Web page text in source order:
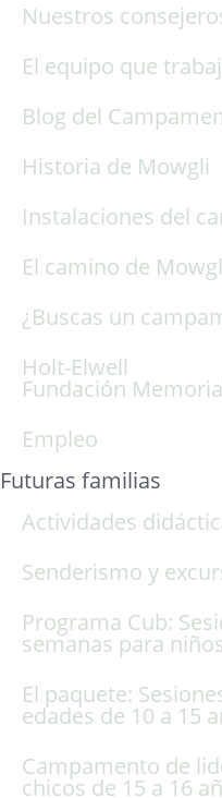
Nuestros
El equipo que
Blog del
Historia de Mowgli
Instalaciones del
El camino de
¿Buscas un
Holt-Elwell
Fundación
Empleo
Futuras familias
Actividades
Senderismo y
Programa Cub:
semanas para
El paquete:
edades de 10 a 15
Campamento de
chicos de 15 a 16